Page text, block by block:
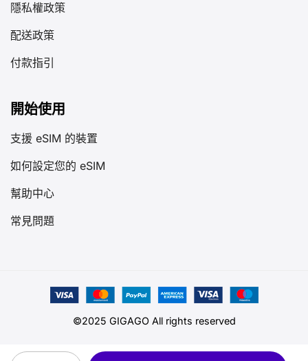
隱私權政策
配送政策
付款指引
開始使用
支援 eSIM 的裝置
如何設定您的 eSIM
幫助中心
常見問題
©2025 GIGAGO All rights reserved